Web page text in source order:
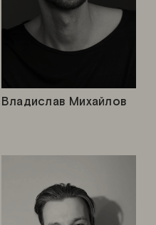
Владислав Михайлов